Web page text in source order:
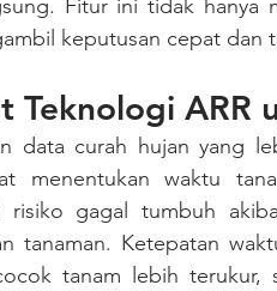
Fitur ini tidak hanya
keputusan cepat dan
Teknologi ARR
data curah hujan yang
menentukan waktu
risiko gagal tumbuh
tanaman. Ketepatan
tanam lebih terukur,